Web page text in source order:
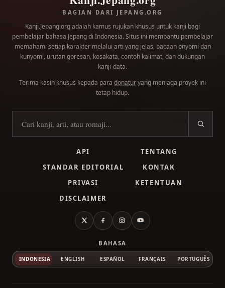
BAGIAN DARI JEPANG.ORG
Kanji.Jepang.org adalah kamus rujukan khusus untuk kanji bagi
pembelajar bahasa Jepang di Indonesia. Situs ini membantu pembelajar
memahami setiap karakter melalui arti yang jelas, bacaan onyomi dan
kunyomi, urutan goresan, kosakata, contoh kalimat, dan dukungan
kanji-data.
Terima kasih khusus kepada para donaturyang menjaga proyek ini
tetap hidup.
Cari kanji
API
TENTANG
STANDAR EDITORIAL
KONTAK
PRIVASI
KETENTUAN
DISCLAIMER
X FacebookInstagramYouTube
BAHASA
INDONESIA ENGLISH ESPAÑOL FRANÇAIS PORTUGUÊS